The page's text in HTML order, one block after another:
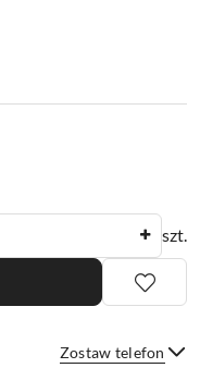
szt.
Zostaw telefon